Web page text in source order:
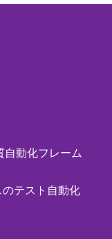
自動化フレーム
テスト自動化